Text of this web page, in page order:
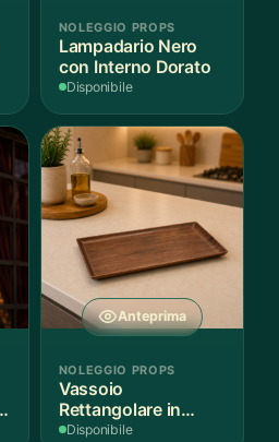
NOLEGGIO PROPS
Lampadario Nero
con Interno Dorato
Disponibile
Anteprima
NOLEGGIO PROPS
Vassoio
Rettangolare in
Legno Scuro
Disponibile